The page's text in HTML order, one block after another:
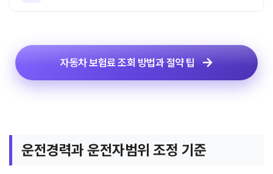
자동차 보험료 조회 방법과 절약 팁
운전경력과 운전자범위 조정 기준